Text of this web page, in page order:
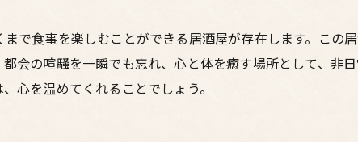
屋で味わう梅田の鳥料理とくつろぎのもつ鍋体験
くつろぎの空間を提供する居酒屋
鳥料理の美味しさを探る
で食事を楽しむことができる居酒屋が存在します。この
会の喧騒を一瞬でも忘れ、心と体を癒す場所として、非
心を温めてくれることでしょう。